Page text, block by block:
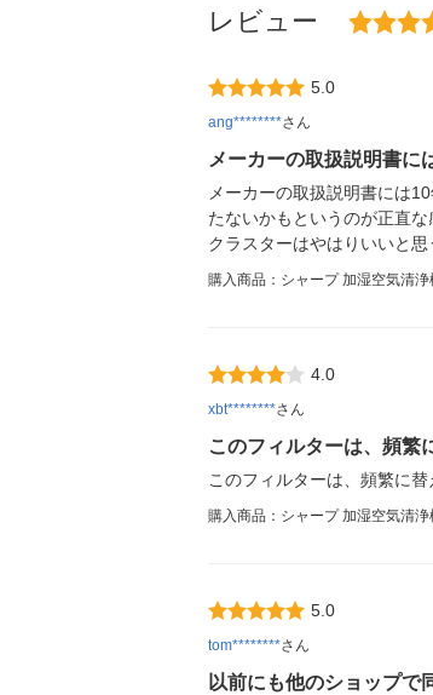
レビュー
5.0
ang********さん
メーカーの取扱説明書
メーカーの取扱説明書には
たないかもというのが正直
クラスターはやはりいいと思
購入商品：シャープ 加湿空気清
4.0
xbt********さん
このフィルターは、頻
このフィルターは、頻繁に
購入商品：シャープ 加湿空気清
5.0
tom********さん
以前にも他のショップ